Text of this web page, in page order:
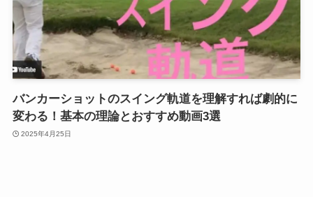
バンカーショットのスイング軌道を理解すれば劇的に
変わる！基本の理論とおすすめ動画3選
2025年4月25日